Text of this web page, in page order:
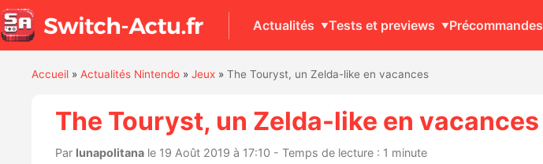
Actualités Tests et previews Précommandes
Accueil» Actualités Nintendo» Jeux» The Touryst, un Zelda-like en vacances
The Touryst, un Zelda-like en vacances
Par lunapolitanale 19 Août 2019 à 17:10 - Temps de lecture : 1 minute